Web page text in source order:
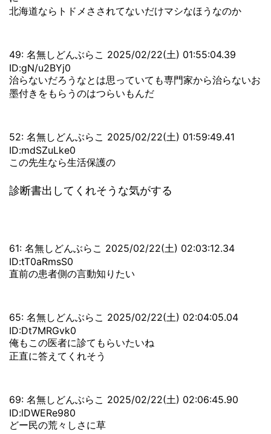
北海道ならトドメさされてないだけマシなほうなのか
49: 名無しどんぶらこ 2025/02/22(土) 01:55:04.39
ID:gN/u2BYj0
治らないだろうなとは思っていても専門家から治らないお
墨付きをもらうのはつらいもんだ
52: 名無しどんぶらこ 2025/02/22(土) 01:59:49.41
ID:mdSZuLke0
この先生なら生活保護の
診断書出してくれそうな気がする
61: 名無しどんぶらこ 2025/02/22(土) 02:03:12.34
ID:tT0aRmsS0
直前の患者側の言動知りたい
65: 名無しどんぶらこ 2025/02/22(土) 02:04:05.04
ID:Dt7MRGvk0
俺もこの医者に診てもらいたいね
正直に答えてくれそう
69: 名無しどんぶらこ 2025/02/22(土) 02:06:45.90
ID:lDWERe980
どー民の荒々しさに草